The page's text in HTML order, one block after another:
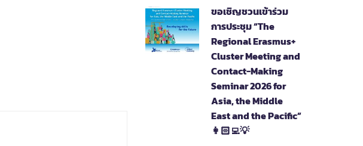
ขอเชิญชวนเข้าร่วม
การประชุม “The
Regional Erasmus+
Cluster Meeting and
Contact-Making
Seminar 2026 for
Asia, the Middle
East and the Pacific”
👩🏻‍💻💡